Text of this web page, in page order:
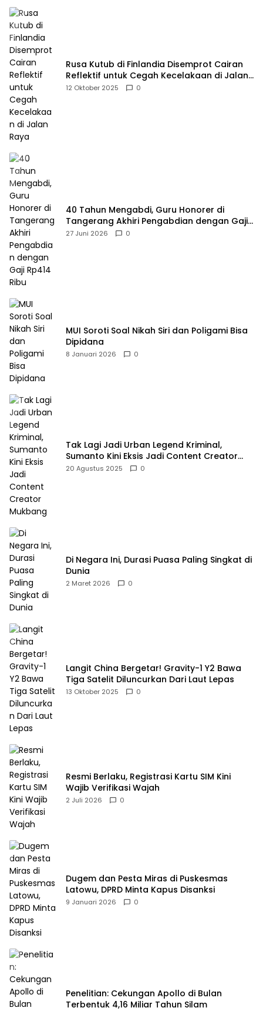
Rusa Kutub di Finlandia Disemprot Cairan
Reflektif untuk Cegah Kecelakaan di Jalan
Raya
12 Oktober 2025 0
40 Tahun Mengabdi, Guru Honorer di
Tangerang Akhiri Pengabdian dengan Gaji
Rp414 Ribu
27 Juni 2026 0
MUI Soroti Soal Nikah Siri dan Poligami Bisa
Dipidana
8 Januari 2026 0
Tak Lagi Jadi Urban Legend Kriminal,
Sumanto Kini Eksis Jadi Content Creator
Mukbang
20 Agustus 2025 0
Di Negara Ini, Durasi Puasa Paling Singkat di
Dunia
2 Maret 2026 0
Langit China Bergetar! Gravity-1 Y2 Bawa
Tiga Satelit Diluncurkan Dari Laut Lepas
13 Oktober 2025 0
Resmi Berlaku, Registrasi Kartu SIM Kini
Wajib Verifikasi Wajah
2 Juli 2026 0
Dugem dan Pesta Miras di Puskesmas
Latowu, DPRD Minta Kapus Disanksi
9 Januari 2026 0
Penelitian: Cekungan Apollo di Bulan
Terbentuk 4,16 Miliar Tahun Silam